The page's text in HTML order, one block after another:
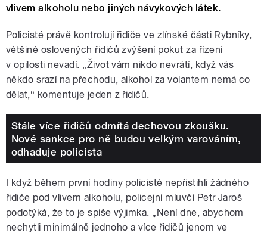
vlivem alkoholu nebo jiných návykových látek.
Policisté právě kontrolují řidiče ve zlínské části Rybníky,
většině oslovených řidičů zvýšení pokut za řízení
v opilosti nevadí. „Život vám nikdo nevrátí, když vás
někdo srazí na přechodu, alkohol za volantem nemá co
dělat,“ komentuje jeden z řidičů.
Stále více řidičů odmítá dechovou zkoušku.
Nové sankce pro ně budou velkým varováním,
odhaduje policista
I když během první hodiny policisté nepřistihli žádného
řidiče pod vlivem alkoholu, policejní mluvčí Petr Jaroš
podotýká, že to je spíše výjimka. „Není dne, abychom
nechytli minimálně jednoho a více řidičů jenom ve